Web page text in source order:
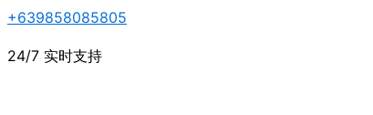
+639858085805
24/7 实时支持